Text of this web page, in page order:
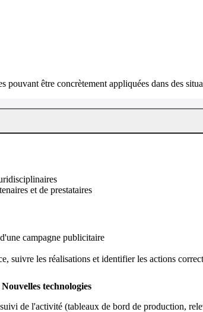
pouvant être concrètement appliquées dans des
et de prestataires
campagne publicitaire
suivre les réalisations et identifier les actions
technologies
de l'activité (tableaux de bord de production,